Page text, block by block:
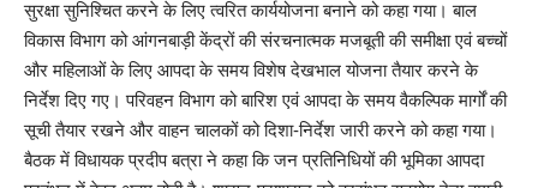
सुरक्षा सुनिश्चित करने के लिए त्वरित कार्ययोजना बनाने को कहा गया। बाल
विकास विभाग को आंगनबाड़ी केंद्रों की संरचनात्मक मजबूती की समीक्षा एवं बच्चों
और महिलाओं के लिए आपदा के समय विशेष देखभाल योजना तैयार करने के
निर्देश दिए गए। परिवहन विभाग को बारिश एवं आपदा के समय वैकल्पिक मार्गों की
सूची तैयार रखने और वाहन चालकों को दिशा-निर्देश जारी करने को कहा गया।
बैठक में विधायक प्रदीप बत्रा ने कहा कि जन प्रतिनिधियों की भूमिका आपदा